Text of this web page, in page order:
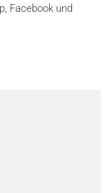
Facebook und